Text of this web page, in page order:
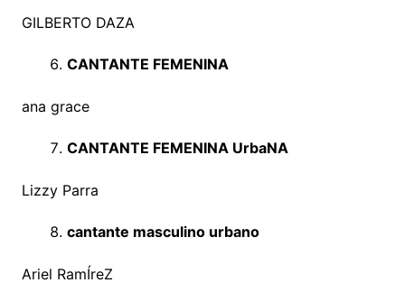
GILBERTO DAZA
CANTANTE FEMENINA
ana grace
CANTANTE FEMENINA UrbaNA
Lizzy Parra
cantante masculino urbano
Ariel RamÍreZ